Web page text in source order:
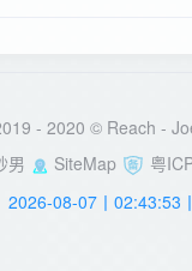
- 2020 © Reach -
男 SiteMap
粤
2026-08-07丨02:43:53